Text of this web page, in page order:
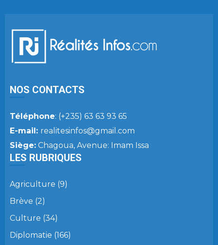
NOS CONTACTS
Téléphone: (+235) 63 63 93 65
E-mail: realitesinfos@gmail.com
Siège: Chagoua, Avenue: Imam Issa
LES RUBRIQUES
Agriculture (9)
Brève (2)
Culture (34)
Diplomatie (166)